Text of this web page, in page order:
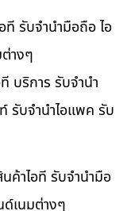
ที รับจำนำมือถือ ไอ
างๆ
บริการ รับจำนำ
รับจำนำไอแพค รับ
ค้าไอที รับจำนำมือ
เนมต่างๆ